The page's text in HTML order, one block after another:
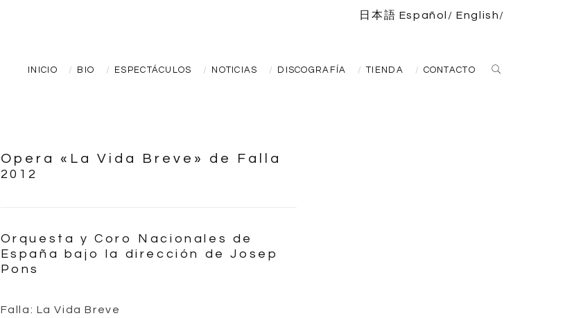
日本語 Español English
INICIO BIO ESPECTÁCULOS NOTICIAS DISCOGRAFÍA TIENDA CONTACTO
Opera «La Vida Breve» de Falla
2012
Orquesta y Coro Nacionales de
España bajo la dirección de Josep
Pons
Falla: La Vida Breve